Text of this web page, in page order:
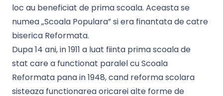
loc au beneficiat de prima scoala. Aceasta se
numea „Scoala Populara” si era finantata de catre
biserica Reformata.
Dupa 14 ani, in 1911 a luat fiinta prima scoala de
stat care a functionat paralel cu Scoala
Reformata pana in 1948, cand reforma scolara
sisteaza functionarea oricarei alte forme de